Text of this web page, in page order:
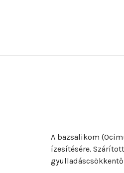
A bazsalikom
ízesítésére.